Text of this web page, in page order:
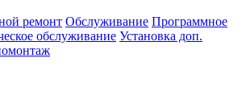
ремонт Обслуживание Программное
обслуживание Установка доп.